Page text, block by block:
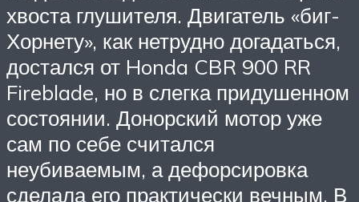
хвоста глушителя. Двигатель «биг-
Хорнету», как нетрудно догадаться,
достался от Honda CBR 900 RR
Fireblade, но в слегка придушенном
состоянии. Донорский мотор уже
сам по себе считался
неубиваемым, а дефорсировка
сделала его практически вечным. В